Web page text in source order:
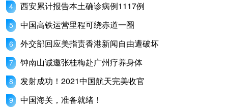
西安累计报告本土确诊病例1117例
中国高铁运营里程可绕赤道一圈
外交部回应美指责香港新闻自由遭破坏
钟南山诚邀张桂梅赴广州疗养身体
发射成功！2021中国航天完美收官
中国海关，准备就绪！